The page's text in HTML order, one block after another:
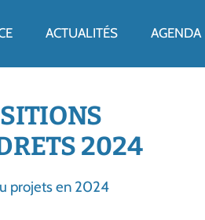
ACTUALITÉS AGENDA
2024
projets en 2024